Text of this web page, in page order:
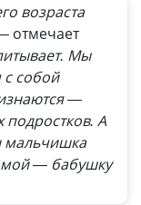
возраста
отмечает
Мы
собой
—
подростков. А
мальчишка
— бабушку